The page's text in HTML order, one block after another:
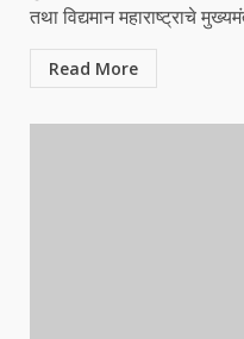
तथा विद्यमान महाराष्ट्राचे
Read More